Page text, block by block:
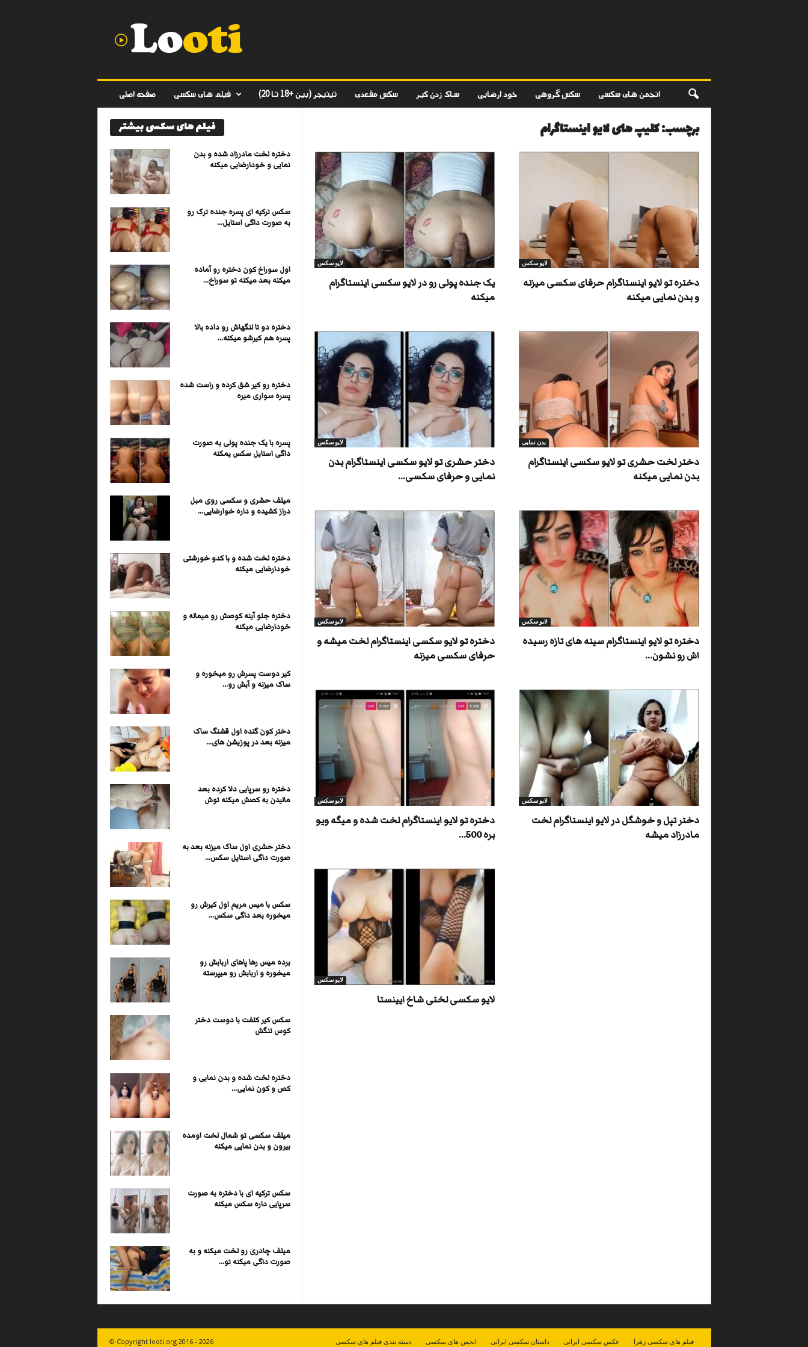
صفحه اصلی فیلم های سکسی تینیجر (بین +18 تا 20) سکس مقعدی ساک زدن کیر خود ارضایی سکس گروهی انجمن های سکسی
برچسب: کلیپ های لایو اینستاگرام
لایو سکس
یک جنده پولی رو در لایو سکسی اینستاگرام
میکنه
لایو سکس
دختره تو لایو اینستاگرام حرفای سکسی میزنه
و بدن نمایی میکنه
لایو سکس
دختر حشری تو لایو سکسی اینستاگرام بدن
نمایی و حرفای سکسی...
بدن نمایی
دختر لخت حشری تو لایو سکسی اینستاگرام
بدن نمایی میکنه
لایو سکس
دختره تو لایو سکسی اینستاگرام لخت میشه و
حرفای سکسی میزنه
لایو سکس
دختره تو لایو اینستاگرام سینه های تازه رسیده
اش رو نشون...
لایو سکس
دختره تو لایو اینستاگرام لخت شده و میگه ویو
بره 500...
لایو سکس
دختر تپل و خوشگل در لایو اینستاگرام لخت
مادرزاد میشه
لایو سکس
لایو سکسی لختی شاخ ایینستا
فیلم های سکسی بیشتر
دختره لخت مادرزاد شده و بدن
نمایی و خودارضایی میکنه
سکس ترکیه ای پسره جنده ترک رو
به صورت داگی استایل...
اول سوراخ کون دختره رو آماده
میکنه بعد میکنه تو سوراخ...
دختره دو تا لنگهاش رو داده بالا
پسره هم کیرشو میکنه...
دختره رو کیر شق کرده و راست شده
پسره سواری میره
پسره با یک جنده پولی به صورت
داگی استایل سکس یمکنه
میلف حشری و سکسی روی مبل
دراز کشیده و داره خوارضایی...
دختره لخت شده و با کدو خورشتی
خودارضایی میکنه
دختره جلو آینه کوصش رو میماله و
خودارضایی میکنه
کیر دوست پسرش رو میخوره و
ساک میزنه و آبش رو...
دختر کون گنده اول قشنگ ساک
میزنه بعد در پوزیشن های...
دختره رو سرپایی دلا کرده بعد
مالیدن به کصش میکنه توش
دختر حشری اول ساک میزنه بعد به
صورت داگی استایل سکس...
سکس با میس مریم اول کیرش رو
میخوره بعد داگی سکس...
برده میس رها پاهای اربابش رو
میخوره و اربابش رو میپرسته
سکس کیر کلفت با دوست دختر
کوس تنگش
دختره لخت شده و بدن نمایی و
کص و کون نمایی...
میلف سکسی تو شمال لخت اومده
بیرون و بدن نمایی میکنه
سکس ترکیه ای با دختره به صورت
سرپایی داره سکس میکنه
میلف چادری رو لخت میکنه و به
صورت داگی میکنه تو...
دسته بندی فیلم های سکسی انجمن های سکسی داستان سکسی ایرانی عکس سکسی ایرانی فیلم های سکسی زهرا © Copyright looti.org 2016 - 2026